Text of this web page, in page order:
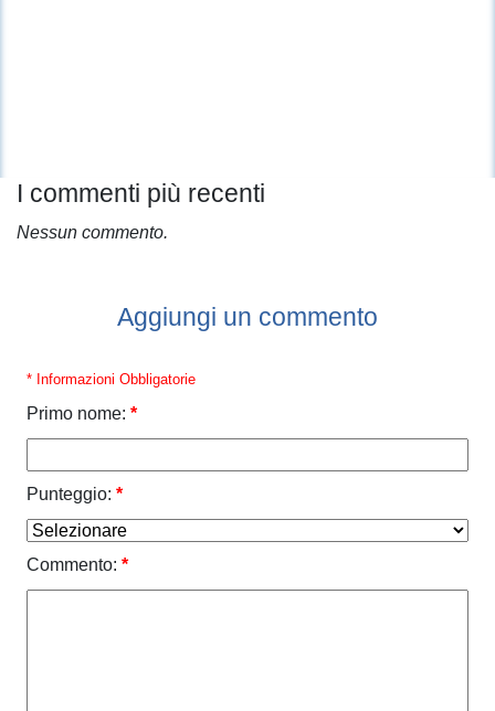
I commenti più recenti
Nessun commento.
Aggiungi un commento
* Informazioni Obbligatorie
Primo nome: *
Punteggio: *
Commento: *